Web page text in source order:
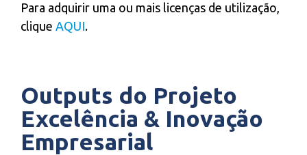
Para adquirir uma ou mais licenças de utilização,
clique AQUI.
Outputs do Projeto
Excelência & Inovação
Empresarial